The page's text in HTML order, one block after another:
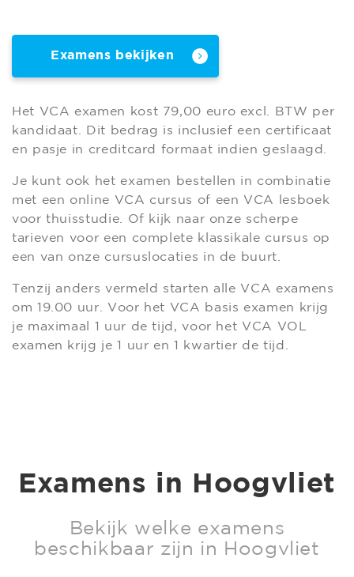
Examens bekijken
Het VCA examen kost 79,00 euro excl. BTW per
kandidaat. Dit bedrag is inclusief een certificaat
en pasje in creditcard formaat indien geslaagd.
Je kunt ook het examen bestellen in combinatie
met een online VCA cursus of een VCA lesboek
voor thuisstudie. Of kijk naar onze scherpe
tarieven voor een complete klassikale cursus op
een van onze cursuslocaties in de buurt.
Tenzij anders vermeld starten alle VCA examens
om 19.00 uur. Voor het VCA basis examen krijg
je maximaal 1 uur de tijd, voor het VCA VOL
examen krijg je 1 uur en 1 kwartier de tijd.
Examens in Hoogvliet
Bekijk welke examens
beschikbaar zijn in Hoogvliet